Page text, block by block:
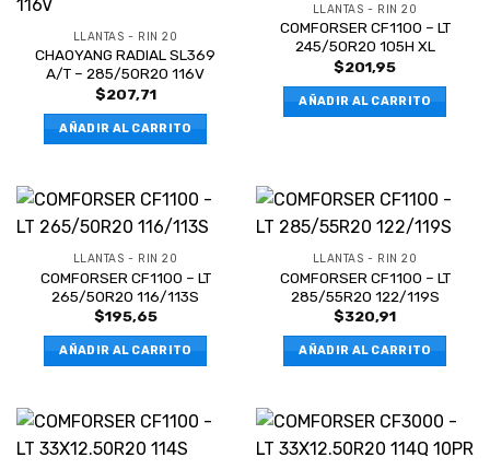
LLANTAS - RIN 20
CHAOYANG RADIAL SL369
A/T – 285/50R20 116V
$207,71
AÑADIR AL CARRITO
LLANTAS - RIN 20
COMFORSER CF1100 – LT
245/50R20 105H XL
$201,95
AÑADIR AL CARRITO
LLANTAS - RIN 20
COMFORSER CF1100 – LT
265/50R20 116/113S
$195,65
AÑADIR AL CARRITO
LLANTAS - RIN 20
COMFORSER CF1100 – LT
285/55R20 122/119S
$320,91
AÑADIR AL CARRITO